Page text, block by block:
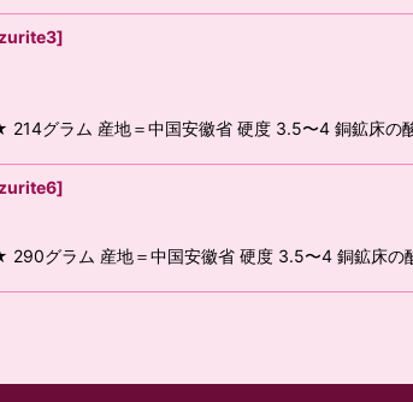
]
グラム 産地＝中国安徽省 硬度 3.5〜4 銅鉱床
]
グラム 産地＝中国安徽省 硬度 3.5〜4 銅鉱床